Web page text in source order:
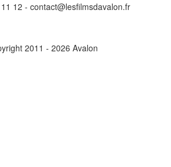
12 - contact@lesfilmsdavalon.fr
2011 - 2026 Avalon